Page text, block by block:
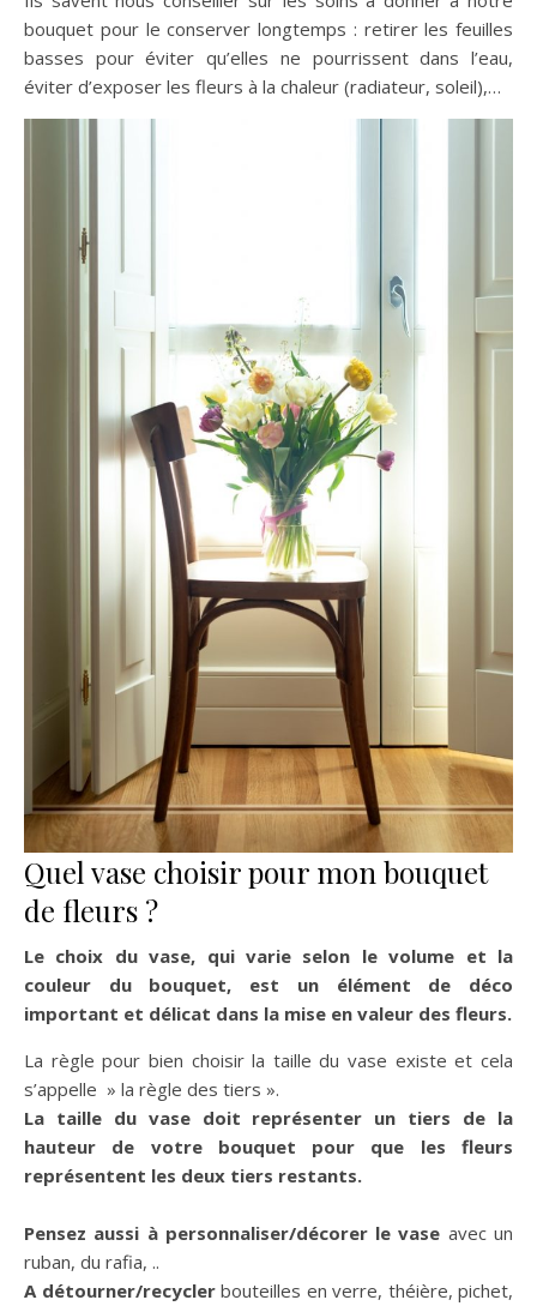
bouquet pour le conserver longtemps : retirer les feuilles
basses pour éviter qu’elles ne pourrissent dans l’eau,
éviter d’exposer les fleurs à la chaleur (radiateur, soleil),…
Quel vase choisir pour mon bouquet
de fleurs ?
Le choix du vase, qui varie selon le volume et la
couleur du bouquet, est un élément de déco
important et délicat dans la mise en valeur des fleurs.
La règle pour bien choisir la taille du vase existe et cela
s’appelle » la règle des tiers ».
La taille du vase doit représenter un tiers de la
hauteur de votre bouquet pour que les fleurs
représentent les deux tiers restants.
Pensez aussi à personnaliser/décorer le vase avec un
ruban, du rafia, ..
A détourner/recyclerbouteilles en verre, théière, pichet,